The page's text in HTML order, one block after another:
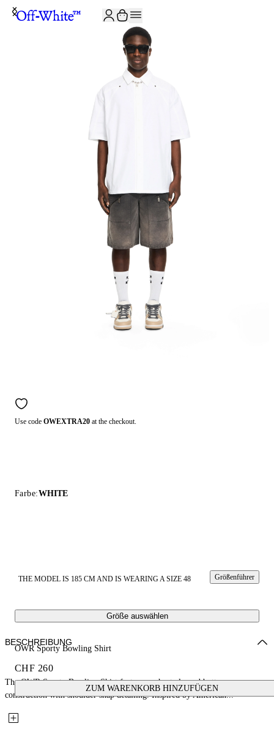
Use code OWEXTRA20 at the checkout.
Farbe:WHITE
THE MODEL IS 185 CM AND IS WEARING A SIZE 48 Größenführer
Größe auswählen
OWR Sporty Bowling Shirt
CHF 260
ZUM WARENKORB HINZUFÜGEN
BESCHREIBUNG
The OWR Sporty Bowling Shirt features a short-sleeved button-up
construction with shoulder snap detailing. Inspired by American...